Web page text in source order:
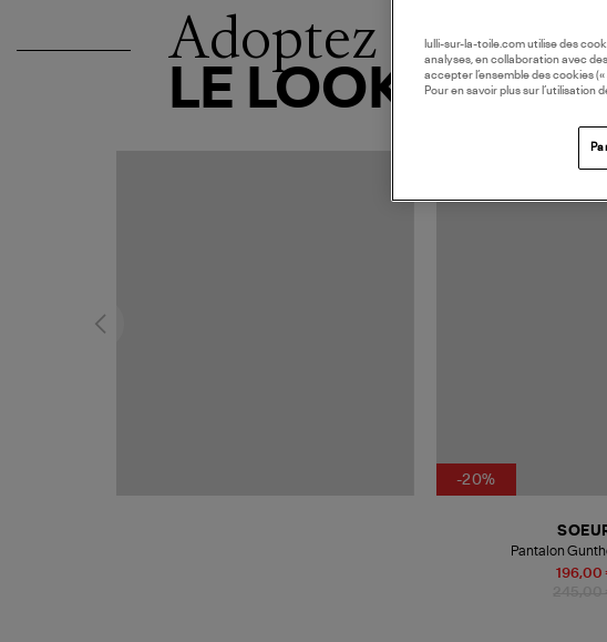
Adoptez
LE LOOK
-20%
196,00
Pantalon
lulli-sur-la-toile.com utilise des
analyses, en collaboration avec
accepter l’ensemble des cookies
Pour en savoir plus sur l’utilisation